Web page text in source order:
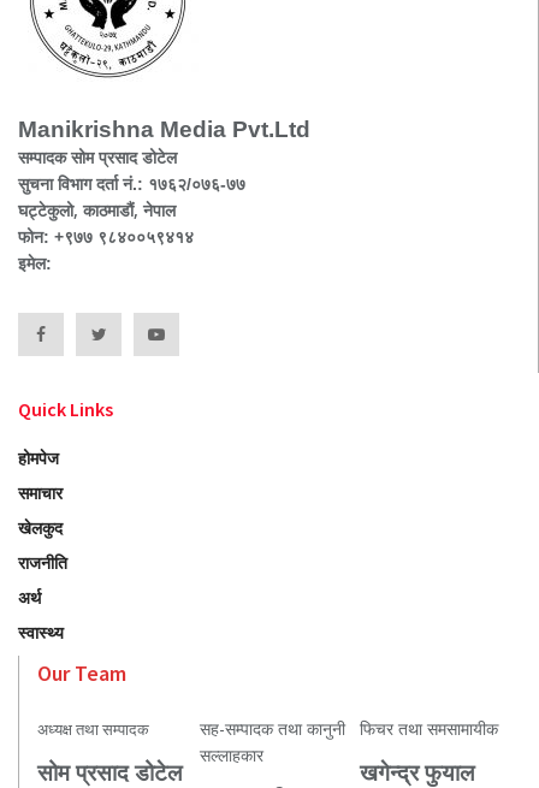
Manikrishna Media Pvt.Ltd
सम्पादक सोम प्रसाद डोटेल
सुचना विभाग दर्ता नं.: १७६२/०७६-७७
घट्टेकुलो, काठमाडौं, नेपाल
फोन: +९७७ ९८४००५९४१४
इमेल:
Quick Links
होमपेज
समाचार
खेलकुद
राजनीति
अर्थ
स्वास्थ्य
Our Team
अध्यक्ष तथा सम्पादक
सोम प्रसाद डोटेल
सह-सम्पादक तथा कानुनी
सल्लाहकार
फिचर तथा समसामायीक
खगेन्द्र फुयाल